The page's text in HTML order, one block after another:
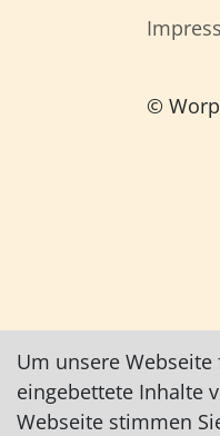
©
Um unsere
eingebettete Inhalte
Webseite stimmen